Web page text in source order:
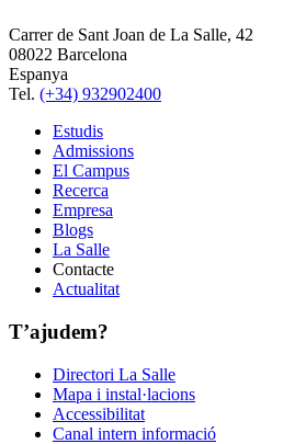
Carrer de Sant Joan de La Salle, 42
08022 Barcelona
Espanya
Tel. (+34) 932902400
Estudis
Admissions
El Campus
Recerca
Empresa
Blogs
La Salle
Contacte
Actualitat
T’ajudem?
Directori La Salle
Mapa i instal·lacions
Accessibilitat
Canal intern informació